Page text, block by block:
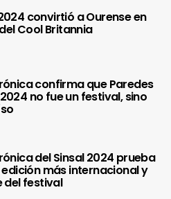
convirtió a Ourense en
Cool Britannia
confirma que Paredes
no fue un festival, sino
del Sinsal 2024 prueba
más internacional y
del festival